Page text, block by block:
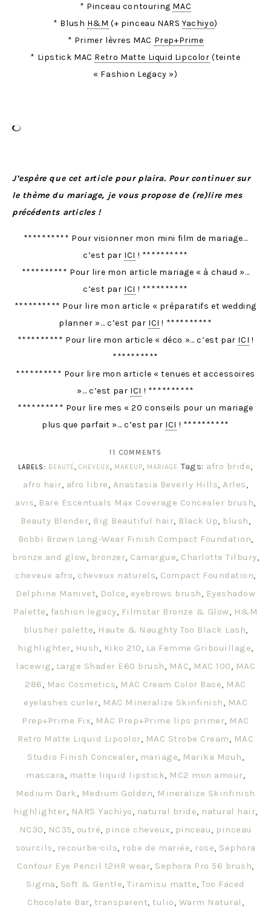
* Pinceau contouring MAC
* Blush H&M (+ pinceau NARS Yachiyo)
* Primer lèvres MAC Prep+Prime
* Lipstick MAC Retro Matte Liquid Lipcolor (teinte
« Fashion Legacy »)
J’espère que cet article pour plaira. Pour continuer sur
le thème du mariage, je vous propose de (re)lire mes
précédents articles !
********** Pour visionner mon mini film de mariage…
c’est par ICI ! **********
********** Pour lire mon article mariage « à chaud »…
c’est par ICI ! **********
********** Pour lire mon article « préparatifs et wedding
planner »… c’est par ICI ! **********
********** Pour lire mon article « déco »… c’est par ICI !
**********
********** Pour lire mon article « tenues et accessoires
»… c’est par ICI ! **********
********** Pour lire mes « 20 conseils pour un mariage
plus que parfait »… c’est par ICI ! **********
11 COMMENTS
LABELS: BEAUTÉ,CHEVEUX, MAKEUP, MARIAGE Tags: afro bride,
afro hair, afro libre, Anastasia Beverly Hills, Arles,
avis, Bare Escentuals Max Coverage Concealer brush,
Beauty Blender, Big Beautiful hair, Black Up, blush,
Bobbi Brown Long-Wear Finish Compact Foundation,
bronze and glow, bronzer, Camargue, Charlotte Tilbury,
cheveux afro, cheveux naturels, Compact Foundation,
Delphine Manivet, Dolce, eyebrows brush, Eyeshadow
Palette, fashion legacy, Filmstar Bronze & Glow, H&M
blusher palette, Haute & Naughty Too Black Lash,
highlighter, Hush, Kiko 210, La Femme Gribouillage,
lacewig, Large Shader E60 brush, MAC, MAC 100, MAC
286, Mac Cosmetics, MAC Cream Color Base, MAC
eyelashes curler, MAC Mineralize Skinfinish, MAC
Prep+Prime Fix, MAC Prep+Prime lips primer, MAC
Retro Matte Liquid Lipcolor, MAC Strobe Cream, MAC
Studio Finish Concealer, mariage, Marika Mouh,
mascara, matte liquid lipstick, MC2 mon amour,
Medium Dark, Medium Golden, Mineralize Skinfinish
highlighter, NARS Yachiyo, natural bride, natural hair,
NC30, NC35, outré, pince cheveux, pinceau, pinceau
sourcils, recourbe-cils, robe de mariée, rose, Sephora
Contour Eye Pencil 12HR wear, Sephora Pro 56 brush,
Sigma, Soft & Gentle,Tiramisu matte,Too Faced
Chocolate Bar, transparent, tulio, Warm Natural ,